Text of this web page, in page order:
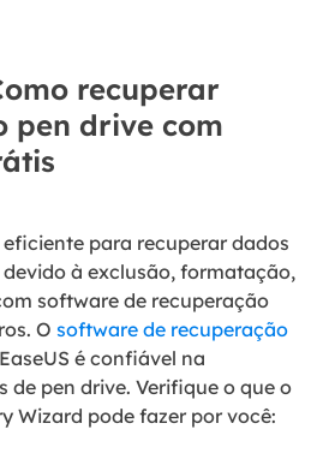
recuperar
pen drive com
para recuperar dados
à exclusão, formatação,
software de recuperação
O software de recuperação
é confiável na
de pen drive. Verifique o que o
Wizard pode fazer por você: